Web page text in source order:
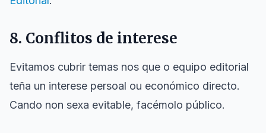
8. Conflitos de interese
Evitamos cubrir temas nos que o equipo editorial
teña un interese persoal ou económico directo.
Cando non sexa evitable, facémolo público.